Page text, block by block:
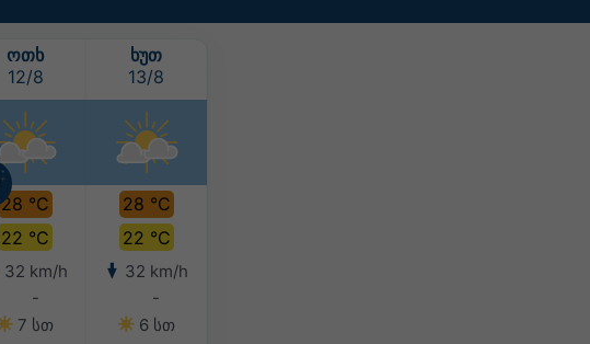
ᲝᲗᲮ
12/8
28 °C
22 °C
32 km/h
-
7 სთ
ᲮᲣᲗ
13/8
28 °C
22 °C
32 km/h
-
6 სთ